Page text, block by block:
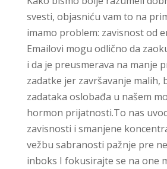
svesti, objasniću vam to na
imamo problem: zavisnost od
Emailovi mogu odlično da
i da je preusmerava na manje
zadatke jer završavanje malih,
zadataka oslobađa u našem
hormon prijatnosti.To nas
zavisnosti i smanjene
vežbu sabranosti pažnje pre
inboks I fokusirajte se na one